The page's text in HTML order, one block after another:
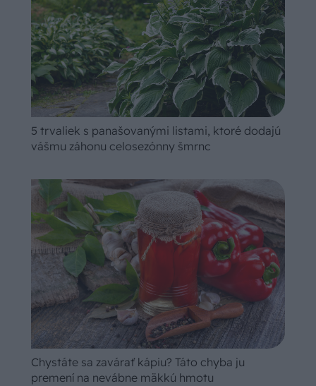
5 trvaliek s panašovanými listami, ktoré dodajú
vášmu záhonu celosezónny šmrnc
Chystáte sa zavárať kápiu? Táto chyba ju
premení na nevábne mäkkú hmotu